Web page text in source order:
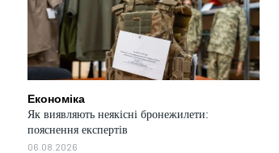
Економіка
Як виявляють неякісні бронежилети:
пояснення експертів
06.08.2026